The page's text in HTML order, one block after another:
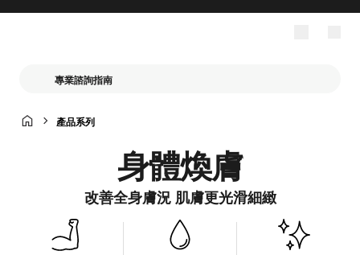
專業諮詢指南
產品系列
身體煥膚
改善全身膚況 肌膚更光滑細緻